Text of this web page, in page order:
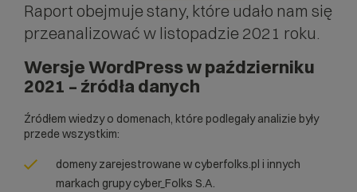
Raport obejmuje stany, które udało nam się
przeanalizować w listopadzie 2021 roku.
Wersje WordPress w październiku
2021 – źródła danych
Źródłem wiedzy o domenach, które podlegały analizie były
przede wszystkim:
domeny zarejestrowane w cyberfolks.pl i innych
markach grupy cyber_Folks S.A.